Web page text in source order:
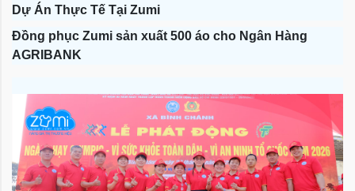
Dự Án Thực Tế Tại Zumi
Đồng phục Zumi sản xuất 500 áo cho Ngân Hàng
AGRIBANK